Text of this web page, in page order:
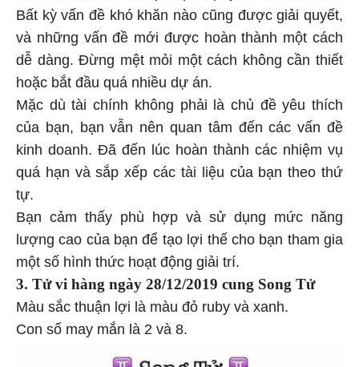
Bất kỳ vấn đề khó khăn nào cũng được giải quyết,
và những vấn đề mới được hoàn thành một cách
dễ dàng. Đừng mệt mỏi một cách không cần thiết
hoặc bắt đầu quá nhiều dự án.
Mặc dù tài chính không phải là chủ đề yêu thích
của bạn, bạn vẫn nên quan tâm đến các vấn đề
kinh doanh. Đã đến lúc hoàn thành các nhiệm vụ
quá hạn và sắp xếp các tài liệu của bạn theo thứ
tự.
Bạn cảm thấy phù hợp và sử dụng mức năng
lượng cao của bạn để tạo lợi thế cho bạn tham gia
một số hình thức hoạt động giải trí.
3. Tử vi hàng ngày 28/12/2019 cung Song Tử
Màu sắc thuận lợi là màu đỏ ruby ​​và xanh.
Con số may mắn là 2 và 8.